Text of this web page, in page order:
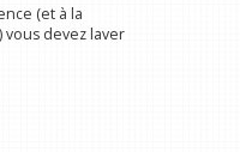
(et à la
devez laver